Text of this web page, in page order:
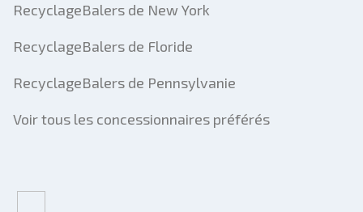
RecyclageBalers de New York
RecyclageBalers de Floride
RecyclageBalers de Pennsylvanie
Voir tous les concessionnaires préférés